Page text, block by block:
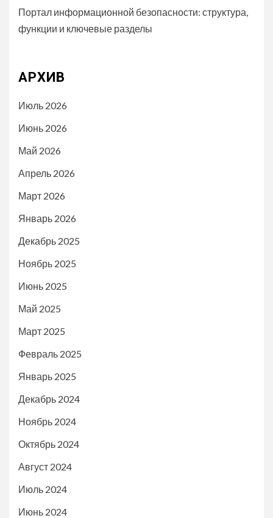
Портал информационной безопасности: структура,
функции и ключевые разделы
АРХИВ
Июль 2026
Июнь 2026
Май 2026
Апрель 2026
Март 2026
Январь 2026
Декабрь 2025
Ноябрь 2025
Июнь 2025
Май 2025
Март 2025
Февраль 2025
Январь 2025
Декабрь 2024
Ноябрь 2024
Октябрь 2024
Август 2024
Июль 2024
Июнь 2024